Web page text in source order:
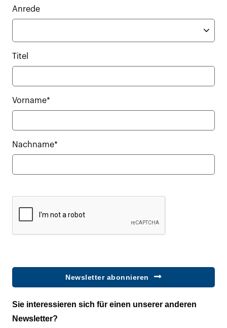
Anrede
Titel
Vorname*
Nachname*
Newsletter abonnieren
Sie interessieren sich für einen unserer anderen
Newsletter?